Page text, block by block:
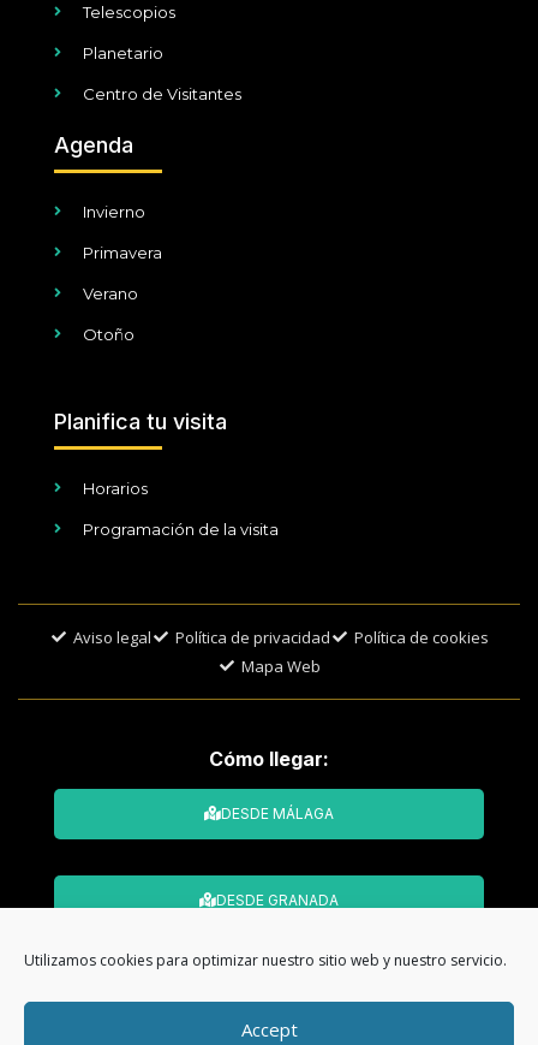
Utilizamos cookies para optimizar nuestro sitio web y nuestro servicio.
Accept
Telescopios
Planetario
Centro de Visitantes
Agenda
Invierno
Primavera
Verano
Otoño
Planifica tu visita
Horarios
Programación de la visita
Aviso legal Política de privacidad
Política de cookies
Mapa Web
Cómo llegar:
DESDE MÁLAGA
DESDE GRANADA
desarrollada porCMA Comunicación